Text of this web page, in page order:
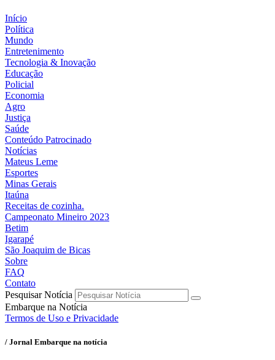
Início
Política
Mundo
Entretenimento
Tecnologia & Inovação
Educação
Policial
Economia
Agro
Justiça
Saúde
Conteúdo Patrocinado
Notícias
Mateus Leme
Esportes
Minas Gerais
Itaúna
Receitas de cozinha.
Campeonato Mineiro 2023
Betim
Igarapé
São Joaquim de Bicas
Sobre
FAQ
Contato
Pesquisar Notícia
Embarque na Notícia
Termos de Uso e Privacidade
/ Jornal Embarque na notícia